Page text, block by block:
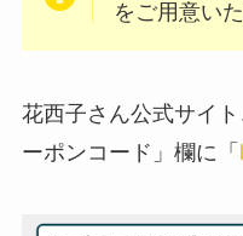
をご用意い
花西子さん公式サイ
ーポンコード」欄に「